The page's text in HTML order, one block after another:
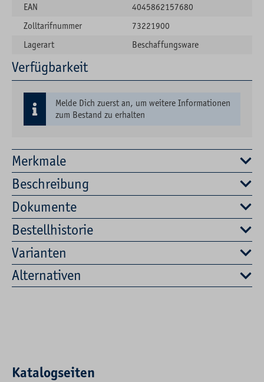
Merkmale
Beschreibung
Dokumente
Bestellhistorie
Varianten
Alternativen
EAN
4045862157680
Zolltarifnummer
73221900
Lagerart
Beschaffungsware
Verfügbarkeit
Melde Dich zuerst an, um weitere Informationen
zum Bestand zu erhalten
Katalogseiten